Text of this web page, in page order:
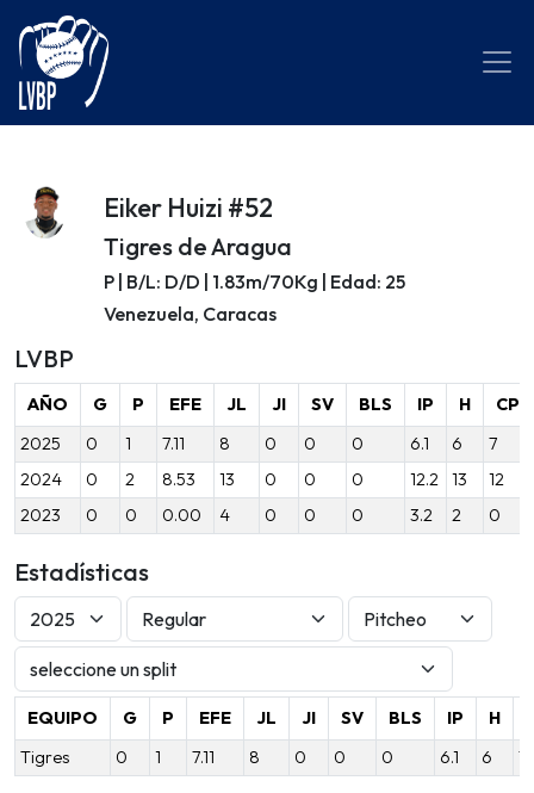
Eiker Huizi #52
Tigres de Aragua
P | B/L: D/D | 1.83m/70Kg | Edad: 25
Venezuela, Caracas
LVBP
AÑO G P EFE JL JI SV BLS IP H
CP
2025
0 1 7.11 8 0 0 0 6.1 6
7
2024
0 2 8.53 13 0 0 0 12.2 13
12
2023
0 0 0.00 4 0 0 0 3.2 2 0
Estadísticas
EQUIPO G P EFE JL JI SV BLS IP H
Tigres
0 1 7.11 8 0 0 0 6.1 6 7